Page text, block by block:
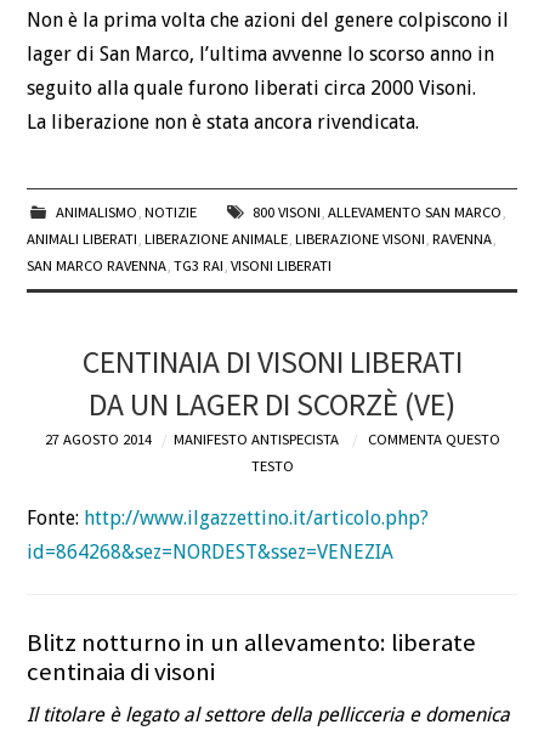
Non è la prima volta che azioni del genere colpiscono il
lager di San Marco, l’ultima avvenne lo scorso anno in
seguito alla quale furono liberati circa 2000 Visoni.
La liberazione non è stata ancora rivendicata.
ANIMALISMO, NOTIZIE 800 VISONI, ALLEVAMENTO SAN MARCO,
ANIMALI LIBERATI,LIBERAZIONE ANIMALE,LIBERAZIONE VISONI,RAVENNA,
SAN MARCO RAVENNA,TG3 RAI,VISONI LIBERATI
CENTINAIA DI VISONI LIBERATI
DA UN LAGER DI SCORZÈ (VE)
27 AGOSTO 2014 MANIFESTO ANTISPECISTA
COMMENTA QUESTO
TESTO
Fonte: http://www.ilgazzettino.it/articolo.php?
id=864268&sez=NORDEST&ssez=VENEZIA
Blitz notturno in un allevamento: liberate
centinaia di visoni
Il titolare è legato al settore della pellicceria e domenica